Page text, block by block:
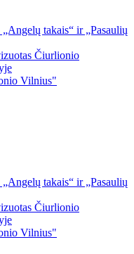
takais“ ir „Pasaulių
Čiurlionio
Vilnius"
takais“ ir „Pasaulių
Čiurlionio
Vilnius"